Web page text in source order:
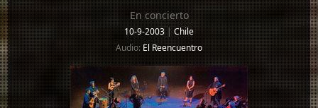
En concierto
10-9-2003|Chile
Audio: El Reencuentro